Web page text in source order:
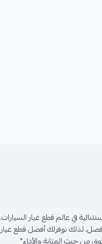
في عالم قطع غيار السيارات.
لذلك نوفرلك أفضل قطع غيار
من حيث المتانة والأداء"